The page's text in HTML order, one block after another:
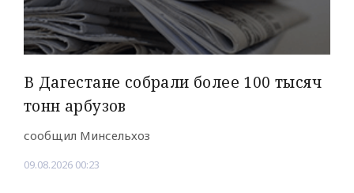
В Дагестане собрали более 100 тысяч
тонн арбузов
сообщил Минсельхоз
09.08.2026 00:23